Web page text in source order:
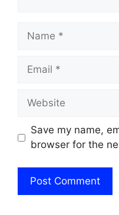
Name
Email
Website
Save my name,
browser for the